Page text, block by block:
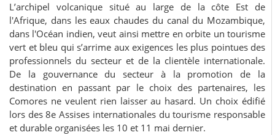
L’archipel volcanique situé au large de la côte Est de
l'Afrique, dans les eaux chaudes du canal du Mozambique,
dans l'Océan indien, veut ainsi mettre en orbite un tourisme
vert et bleu qui s’arrime aux exigences les plus pointues des
professionnels du secteur et de la clientèle internationale.
De la gouvernance du secteur à la promotion de la
destination en passant par le choix des partenaires, les
Comores ne veulent rien laisser au hasard. Un choix édifié
lors des 8e Assises internationales du tourisme responsable
et durable organisées les 10 et 11 mai dernier.